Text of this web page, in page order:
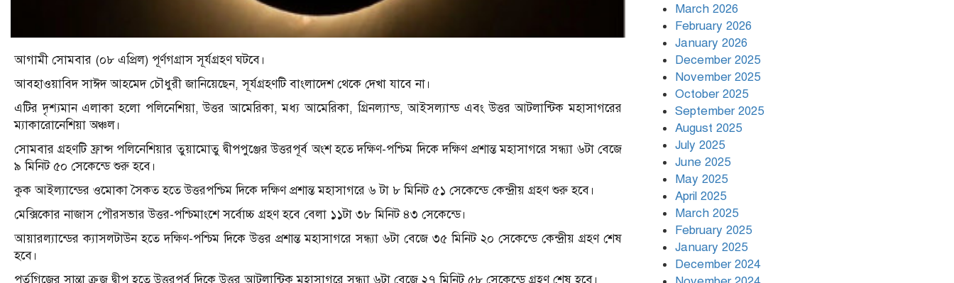
আগামী সোমবার (০৮ এপ্রিল) পূর্ণগগ্রাস সূর্যগ্রহণ ঘটবে।
আবহাওয়াবিদ সাঈদ আহমেদ চৌধুরী জানিয়েছেন, সূর্যগ্রহণটি বাংলাদেশ থেকে দেখা যাবে না।
এটির দৃশ্যমান এলাকা হলো পলিনেশিয়া, উত্তর আমেরিকা, মধ্য আমেরিকা, গ্রিনল্যান্ড, আইসল্যান্ড এবং উত্তর আটলান্টিক মহাসাগরের
ম্যাকারোনেশিয়া অঞ্চল।
সোমবার গ্রহণটি ফ্রান্স পলিনেশিয়ার তুয়ামোতু দ্বীপপুঞ্জের উত্তরপূর্ব অংশ হতে দক্ষিণ-পশ্চিম দিকে দক্ষিণ প্রশান্ত মহাসাগরে সন্ধ্যা ৬টা বেজে
৯ মিনিট ৫০ সেকেন্ডে শুরু হবে।
কুক আইল্যান্ডের ওমোকা সৈকত হতে উত্তরপশ্চিম দিকে দক্ষিণ প্রশান্ত মহাসাগরে ৬ টা ৮ মিনিট ৫১ সেকেন্ডে কেন্দ্রীয় গ্রহণ শুরু হবে।
মেক্সিকোর নাজাস পৌরসভার উত্তর-পশ্চিমাংশে সর্বোচ্চ গ্রহণ হবে বেলা ১১টা ৩৮ মিনিট ৪৩ সেকেন্ডে।
আয়ারল্যান্ডের ক্যাসলটাউন হতে দক্ষিণ-পশ্চিম দিকে উত্তর প্রশান্ত মহাসাগরে সন্ধ্যা ৬টা বেজে ৩৫ মিনিট ২০ সেকেন্ডে কেন্দ্রীয় গ্রহণ শেষ
হবে।
পর্তুগিজের সান্তা ক্রুজ দ্বীপ হতে উত্তরপূর্ব দিকে উত্তর আটলান্টিক মহাসাগরে সন্ধ্যা ৬টা বেজে ২৭ মিনিট ৫৮ সেকেন্ডে গ্রহণ শেষ হবে।
বৃষ্টি থামার নাম নেই, পথে পথে
March 2026
February 2026
January 2026
December 2025
November 2025
October 2025
September 2025
August 2025
July 2025
June 2025
May 2025
April 2025
March 2025
February 2025
January 2025
December 2024